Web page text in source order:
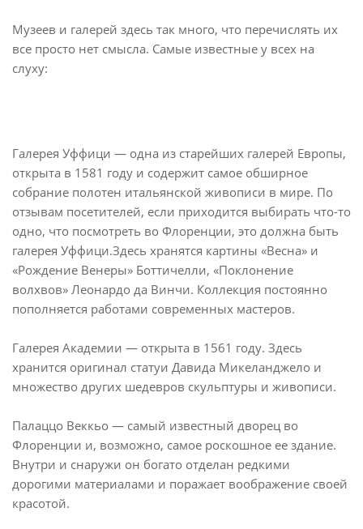
Музеев и галерей здесь так много, что перечислять их
все просто нет смысла. Самые известные у всех на
слуху:
Галерея Уффици — одна из старейших галерей Европы,
открыта в 1581 году и содержит самое обширное
собрание полотен итальянской живописи в мире. По
отзывам посетителей, если приходится выбирать что-то
одно, что посмотреть во Флоренции, это должна быть
галерея Уффици.Здесь хранятся картины «Весна» и
«Рождение Венеры» Боттичелли, «Поклонение
волхвов» Леонардо да Винчи. Коллекция постоянно
пополняется работами современных мастеров.
Галерея Академии — открыта в 1561 году. Здесь
хранится оригинал статуи Давида Микеланджело и
множество других шедевров скульптуры и живописи.
Палаццо Веккьо — самый известный дворец во
Флоренции и, возможно, самое роскошное ее здание.
Внутри и снаружи он богато отделан редкими
дорогими материалами и поражает воображение своей
красотой.